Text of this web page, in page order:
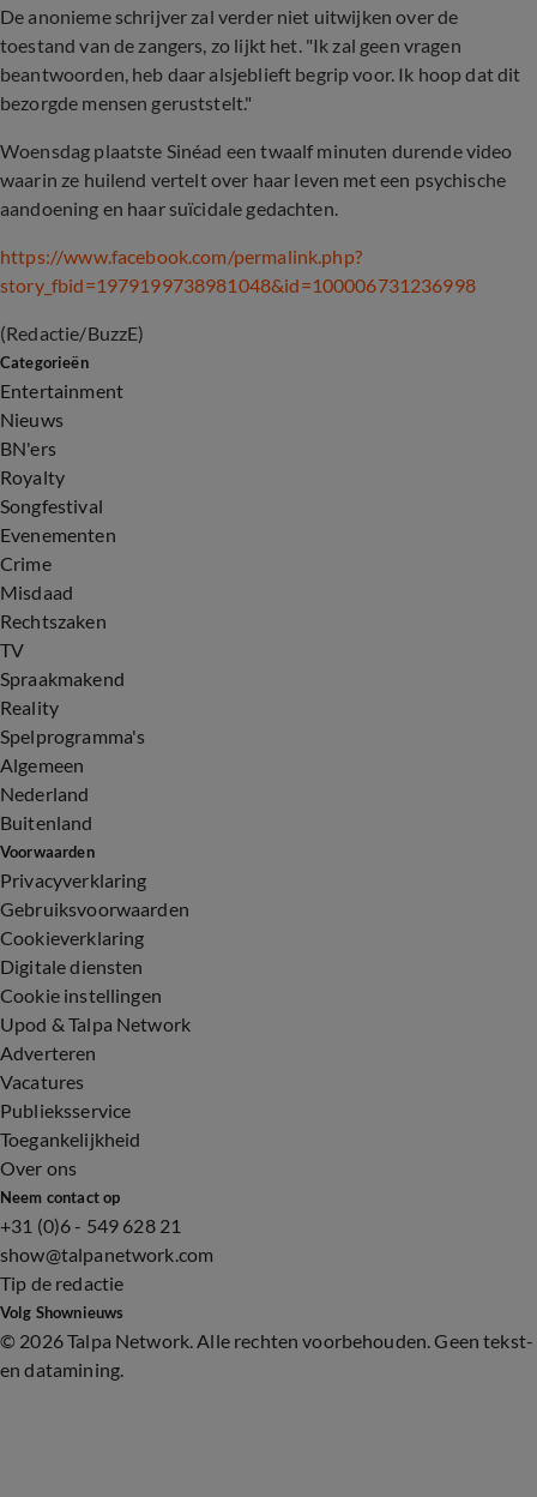
De anonieme schrijver zal verder niet uitwijken over de
toestand van de zangers, zo lijkt het. "Ik zal geen vragen
beantwoorden, heb daar alsjeblieft begrip voor. Ik hoop dat dit
bezorgde mensen geruststelt."
Woensdag plaatste Sinéad een twaalf minuten durende video
waarin ze huilend vertelt over haar leven met een psychische
aandoening en haar suïcidale gedachten.
https://www.facebook.com/permalink.php?
story_fbid=1979199738981048&id=100006731236998
(Redactie/BuzzE)
Categorieën
Entertainment
Nieuws
BN'ers
Royalty
Songfestival
Evenementen
Crime
Misdaad
Rechtszaken
TV
Spraakmakend
Reality
Spelprogramma's
Algemeen
Nederland
Buitenland
Voorwaarden
Privacyverklaring
Gebruiksvoorwaarden
Cookieverklaring
Digitale diensten
Cookie instellingen
Upod & Talpa Network
Adverteren
Vacatures
Publieksservice
Toegankelijkheid
Over ons
Neem contact op
+31 (0)6 - 549 628 21
show@talpanetwork.com
Tip de redactie
Volg Shownieuws
© 2026 Talpa Network. Alle rechten voorbehouden. Geen tekst-
en datamining.